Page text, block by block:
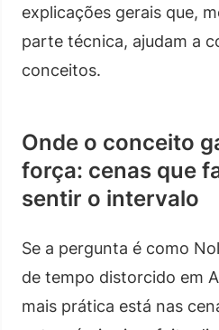
explicações gerais que,
parte técnica, ajudam a
conceitos.
Onde o conceito
força: cenas que
sentir o intervalo
Se a pergunta é como
de tempo distorcido em
mais prática está nas